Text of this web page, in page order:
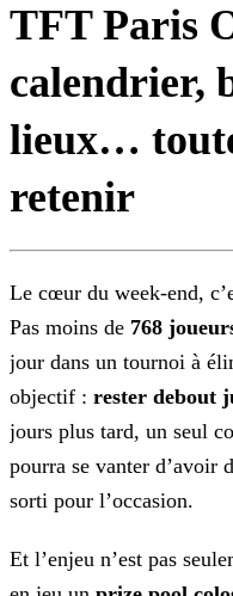
TFT Paris
calendrier,
lieux…
retenir
Le cœur du week-end,
Pas moins de 768
jour dans un tournoi à
objectif : rester debout
jours plus tard, un seul
pourra se vanter d’avoir
sorti pour l’occasion.
Et l’enjeu n’est pas